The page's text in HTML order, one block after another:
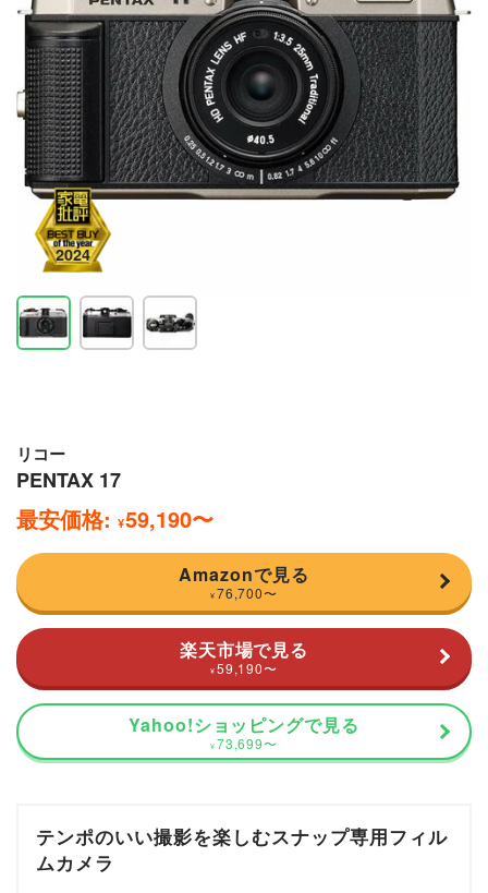
リコー
PENTAX 17
最安価格: ¥59,190〜
Amazonで見る
¥ 76,700〜
楽天市場で見る
¥ 59,190〜
Yahoo!ショッピングで見る
¥ 73,699〜
テンポのいい撮影を楽しむスナップ専用フィル
ムカメラ